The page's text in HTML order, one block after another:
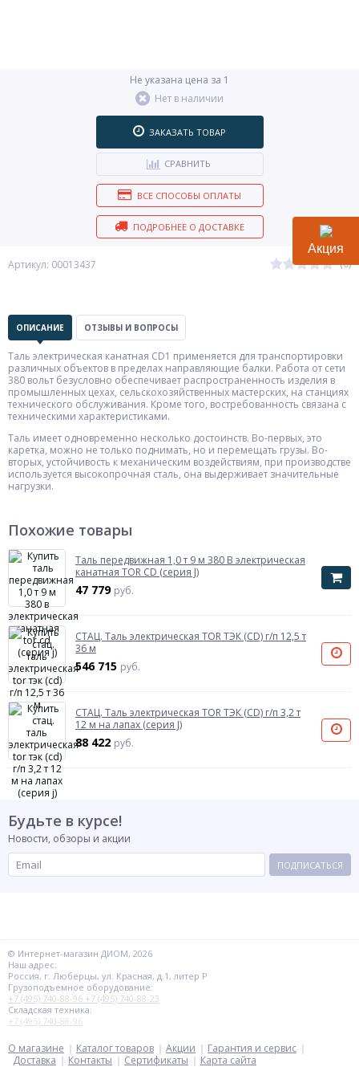
Артикул: 00013437 (0)
Не указана цена за 1
Нет в наличии
ЗАКАЗАТЬ ТОВАР
СРАВНИТЬ
ВСЕ СПОСОБЫ ОПЛАТЫ
ПОДРОБНЕЕ О ДОСТАВКЕ
ОПИСАНИЕ ОТЗЫВЫ И ВОПРОСЫ
Таль электрическая канатная CD1 применяется для транспортировки
различных объектов в пределах направляющие балки. Работа от сети
380 вольт безусловно обеспечивает распространенность изделия в
промышленных цехах, сельскохозяйственных мастерских, на станциях
технического обслуживания. Кроме того, востребованность связана с
техническими характеристиками.
Таль имеет одновременно несколько достоинств. Во-первых, это
каретка, можно не только поднимать, но и перемещать грузы. Во-
вторых, устойчивость к механическим воздействиям, при производстве
используется высокопрочная сталь, она выдерживает значительные
нагрузки.
Похожие товары
Таль передвижная 1,0 т 9 м 380 В электрическая
канатная TOR CD (серия J)
47 779 руб.
СТАЦ. Таль электрическая TOR ТЭК (CD) г/п 12,5 т
36 м
546 715 руб.
СТАЦ. Таль электрическая TOR ТЭК (CD) г/п 3,2 т
12 м на лапах (серия J)
88 422 руб.
Будьте в курсе!
Новости, обзоры и акции
ПОДПИСАТЬСЯ
© Интернет-магазин ДИОМ, 2026
Наш адрес:
Россия, г. Люберцы, ул. Красная, д.1, литер Р
Грузоподъемное оборудование:
+7 (495) 740-88-96 +7 (495) 740-88-23
Складская техника:
+7 (495) 740-88-96
О магазине Каталог товаров Акции
Гарантия и сервис
Доставка
Контакты Сертификаты Карта сайта
Акция